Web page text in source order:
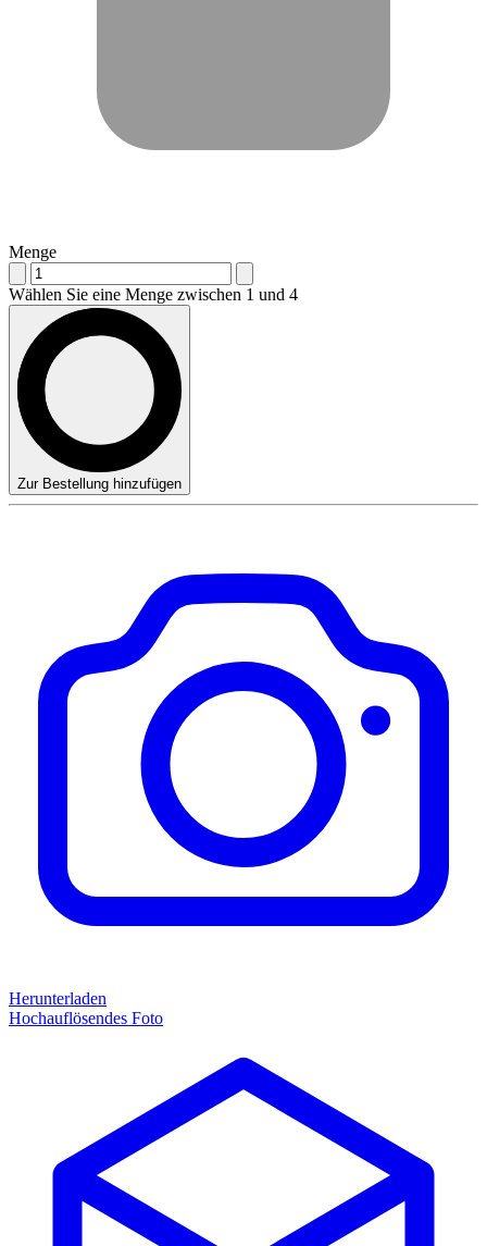
Menge
Wählen Sie eine Menge zwischen 1 und 4
Zur Bestellung hinzufügen
Herunterladen
Hochauflösendes Foto